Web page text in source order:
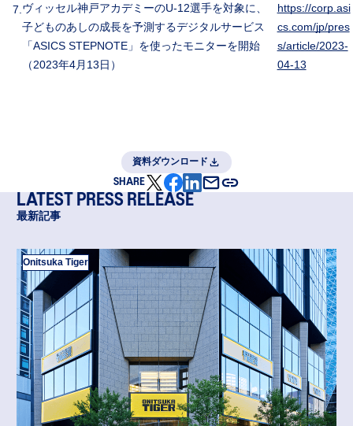
ヴィッセル神戸アカデミーのU-12選手を対象に、
子どものあしの成長を予測するデジタルサービス
「ASICS STEPNOTE」を使ったモニターを開始
（2023年4月13日）
https://corp.asi
cs.com/jp/pres
s/article/2023-
04-13
資料ダウンロード
SHARE
LATEST PRESS RELEASE
最新記事
Onitsuka Tiger